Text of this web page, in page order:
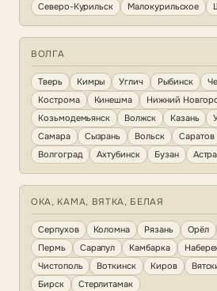
Северо-Курильск
Малокурильское
ВОЛГА
Тверь Кимры Углич Рыбинск
Кострома
Кинешма Нижний
Козьмодемьянск
Волжск Казань
Самара
Сызрань Вольск Саратов
Волгоград
Ахтубинск Бузан
ОКА, КАМА, ВЯТКА, БЕЛАЯ
Серпухов Коломна Рязань Орёл
Пермь
Сарапул Камбарка
Чистополь
Воткинск Киров
Бирск
Стерлитамак